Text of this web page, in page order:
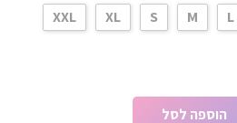
L
M
S
XL
XXL
הוספה לסל